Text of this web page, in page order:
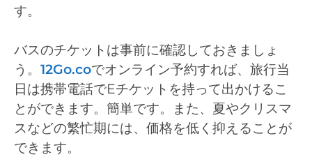
す。
バスのチケットは事前に確認しておきましょ
う。 12Go.coでオンライン予約すれば、旅行当
日は携帯電話でEチケットを持って出かけるこ
とができます。簡単です。また、夏やクリスマ
スなどの繁忙期には、価格を低く抑えることが
できます。